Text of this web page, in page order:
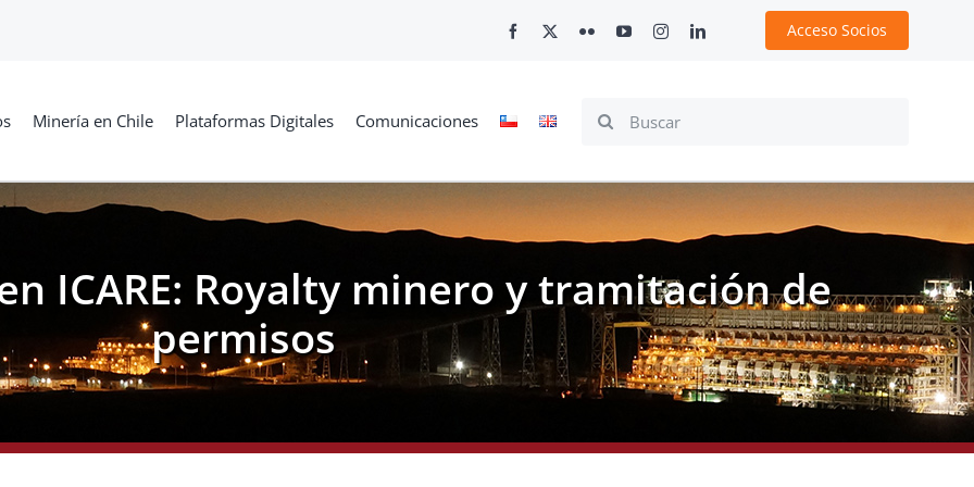
Acceso Socios
Minería en Chile Plataformas Digitales Comunicaciones
Search
ICARE: Royalty minero y tramitación de
permisos